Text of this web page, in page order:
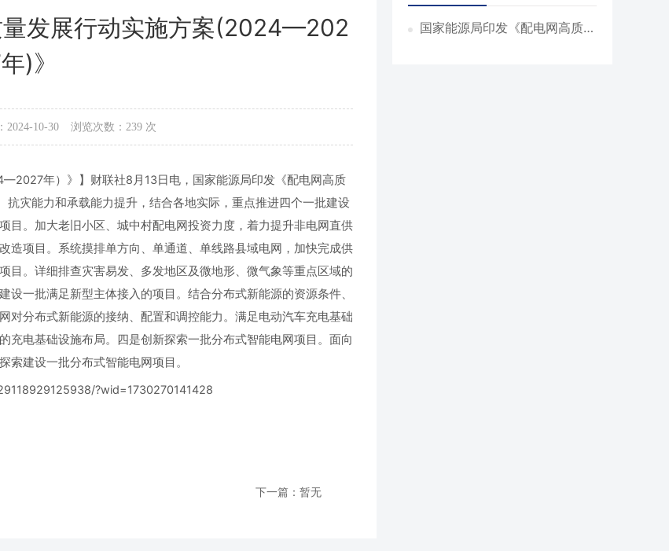
量发展行动实施方案(2024—202
)》
2024-10-30 浏览次数： 239 次
年）》】财联社8月13日电，国家能源局印发《配电网高质
灾能力和承载能力提升，结合各地实际，重点推进四个一批建设
目。加大老旧小区、城中村配电网投资力度，着力提升非电网直供
造项目。系统摸排单方向、单通道、单线路县域电网，加快完成供
目。详细排查灾害易发、多发地区及微地形、微气象等重点区域的
一批满足新型主体接入的项目。结合分布式新能源的资源条件、
对分布式新能源的接纳、配置和调控能力。满足电动汽车充电基础
充电基础设施布局。四是创新探索一批分布式智能电网项目。面向
索建设一批分布式智能电网项目。
?wid=1730270141428
下一篇：暂无
国家能源局印发《配电网高质量